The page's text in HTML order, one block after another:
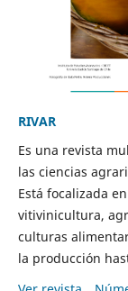
RIVAR
Es una revista
las ciencias
Está focalizada
vitivinicultura,
culturas
la producción